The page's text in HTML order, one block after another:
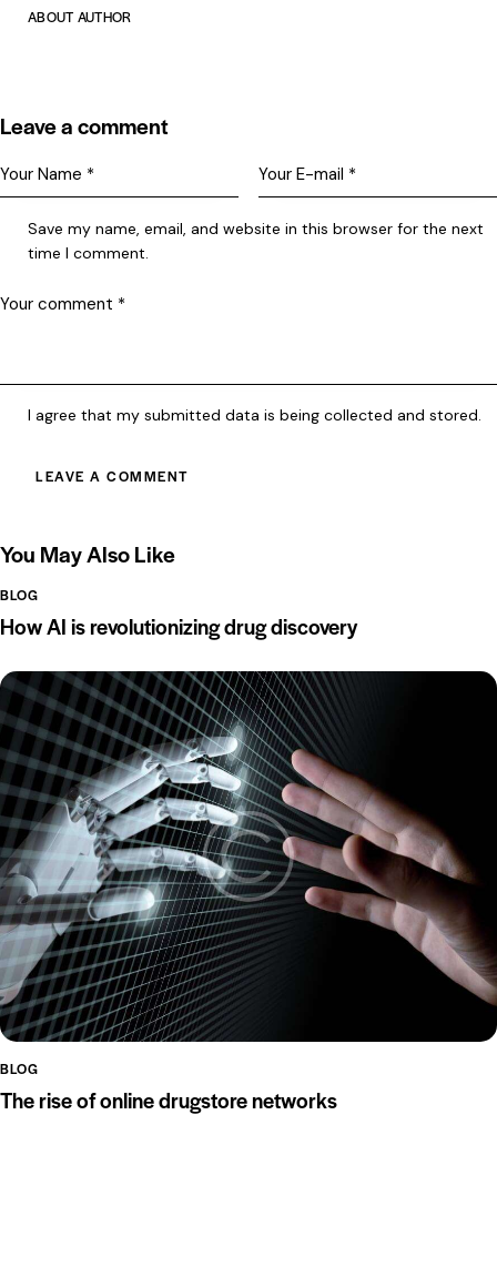
ABOUT AUTHOR
Leave a comment
Save my name, email, and website in this browser for the next
time I comment.
I agree that my submitted data is being collected and stored.
You May Also Like
BLOG
How AI is revolutionizing drug discovery
BLOG
The rise of online drugstore networks